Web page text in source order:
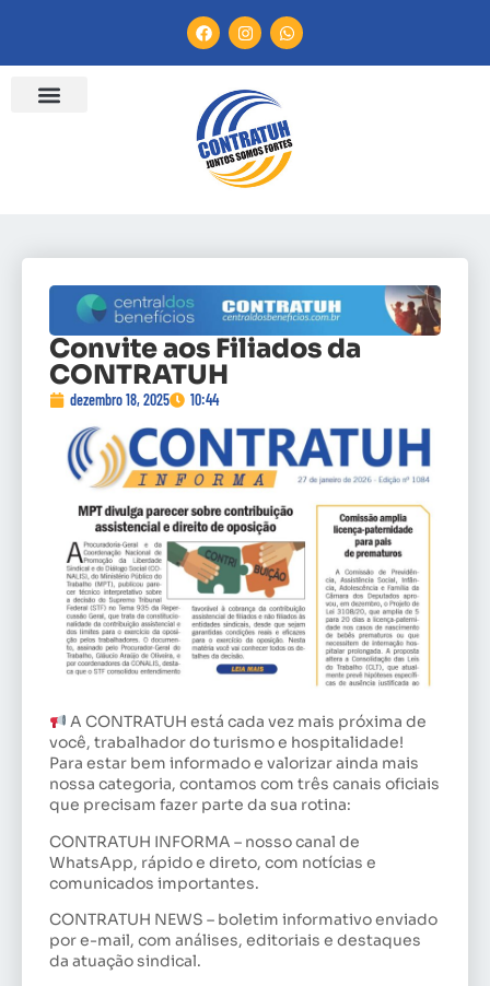
Convite aos Filiados da
CONTRATUH
dezembro 18, 2025 10:44
A CONTRATUH está cada vez mais próxima de
você, trabalhador do turismo e hospitalidade!
Para estar bem informado e valorizar ainda mais
nossa categoria, contamos com três canais oficiais
que precisam fazer parte da sua rotina:
CONTRATUH INFORMA – nosso canal de
WhatsApp, rápido e direto, com notícias e
comunicados importantes.
CONTRATUH NEWS – boletim informativo enviado
por e-mail, com análises, editoriais e destaques
da atuação sindical.